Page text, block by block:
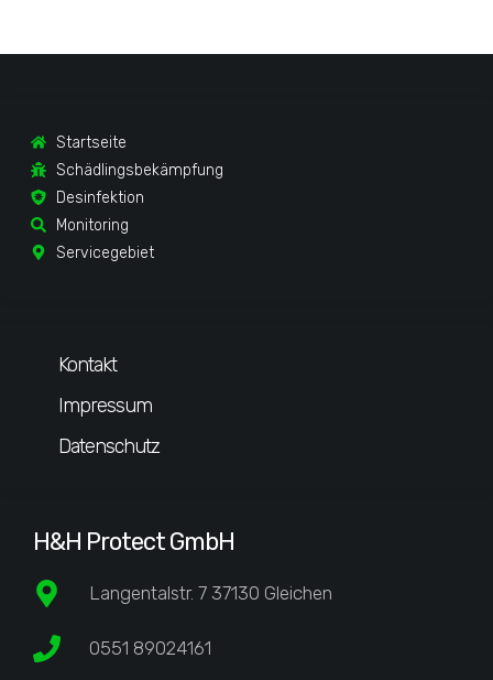
H&H Protect GmbH
Langentalstr. 7 37130 Gleichen
0551 89024161
Kontakt
Impressum
Datenschutz
Startseite
Schädlingsbekämpfung
Desinfektion
Monitoring
Servicegebiet